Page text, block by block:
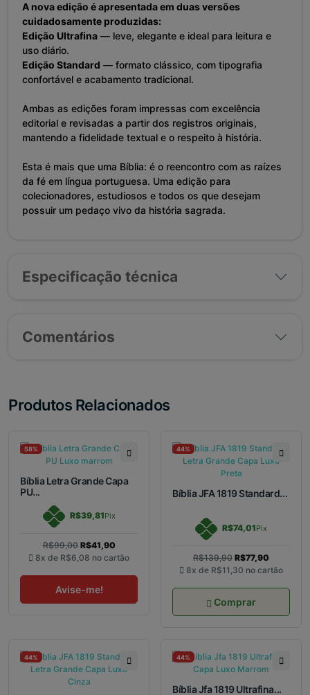
A nova edição é apresentada em duas versões
cuidadosamente produzidas:
Edição Ultrafina — leve, elegante e ideal para leitura e
uso diário.
Edição Standard — formato clássico, com tipografia
confortável e acabamento tradicional.
Ambas as edições foram impressas com excelência
editorial e revisadas a partir dos registros originais,
mantendo a fidelidade textual e o respeito à história.
Esta é mais que uma Bíblia: é o reencontro com as raízes
da fé em língua portuguesa. Uma edição para
colecionadores, estudiosos e todos os que desejam
possuir um pedaço vivo da história sagrada.
Especificação técnica
Comentários
Produtos Relacionados
58%
Bíblia Letra Grande Capa
PU...
R$39,81Pix
R$99,00 R$41,90
8x de R$6,08 no cartão
Avise-me!
44%
Bíblia JFA 1819 Standard...
R$74,01Pix
R$139,90 R$77,90
8x de R$11,30 no cartão
Comprar
44% 44%
Bíblia Jfa 1819 Ultrafina...